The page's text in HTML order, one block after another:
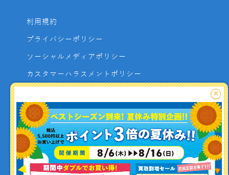
釣り情報を
利用規約
プライバシーポリシー
ソーシャルメディアポリシー
カスタマーハラスメントポリシー
よくあるご質問
お問い合わせ
利用者資金の保全方法
×